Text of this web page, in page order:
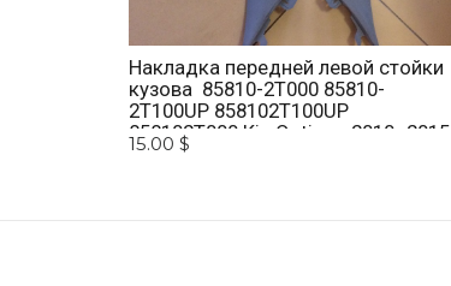
Накладка передней левой стойки
кузова 85810-2T000 85810-
2T100UP 858102T100UP
858102T000 Kia Optima 2010 -2015.
15.00 $